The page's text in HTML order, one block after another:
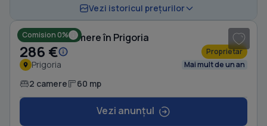
Vezi istoricul prețurilor
Comision 0%
Casă cu 2 camere în Prigoria
286 € Proprietar
Prigoria Mai mult de un an
2 camere 60 mp
Vezi anunțul